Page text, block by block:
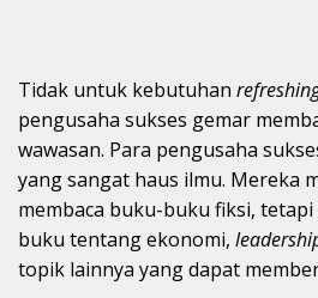
Tidak untuk kebutuhan
pengusaha sukses gemar
wawasan. Para pengusaha
yang sangat haus ilmu. Mereka
membaca buku-buku fiksi,
buku tentang ekonomi,
topik lainnya yang dapat